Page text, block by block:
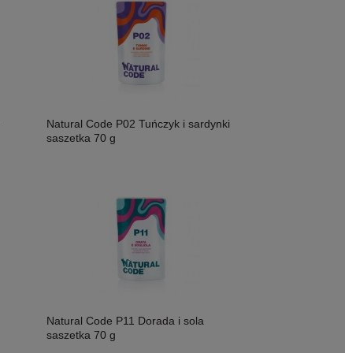
Natural Code P02 Tuńczyk i sardynki
saszetka 70 g
Natural Code P11 Dorada i sola
saszetka 70 g